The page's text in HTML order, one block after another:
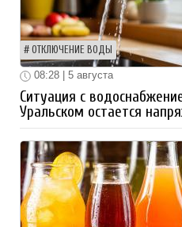
ОТКЛЮЧЕНИЕ ВОДЫ
08:28 | 5 августа
Ситуация с
Уральском остается